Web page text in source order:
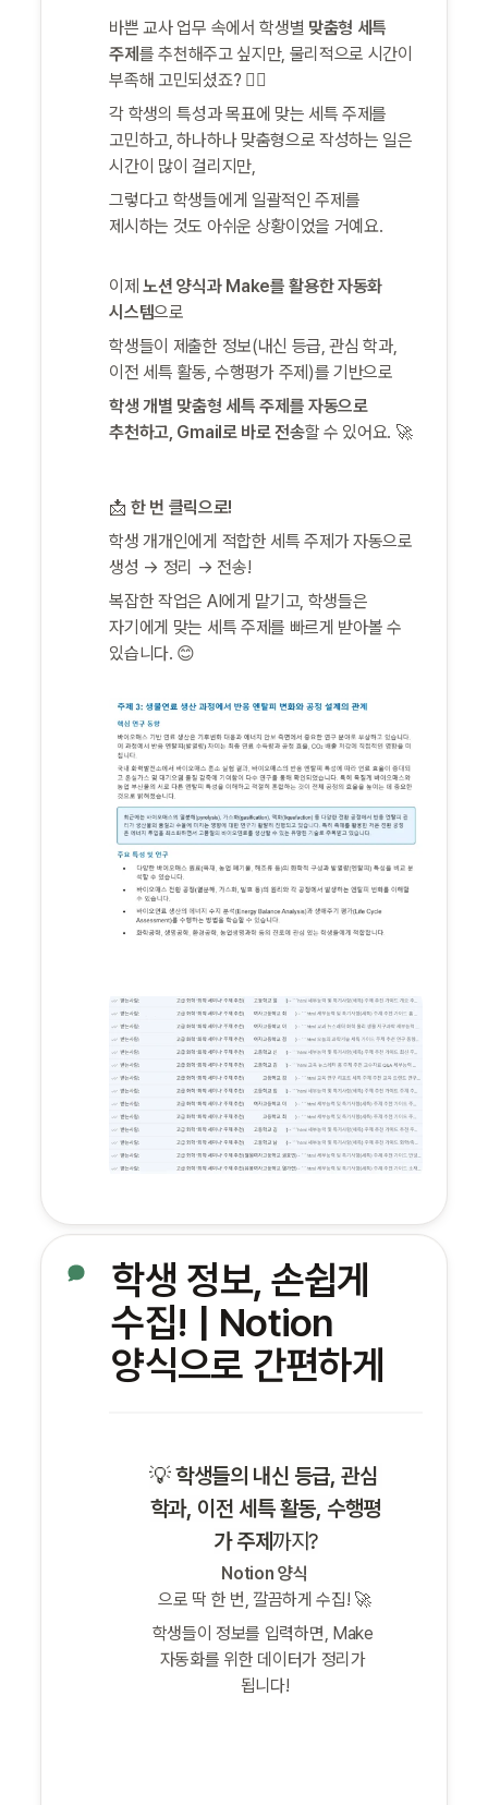
바쁜 교사 업무 속에서 학생별 맞춤형 세특
주제 를 추천해주고 싶지만, 물리적으로 시간이
부족해 고민되셨죠? 😮‍💨
각 학생의 특성과 목표에 맞는 세특 주제를
고민하고, 하나하나 맞춤형으로 작성하는 일은
시간이 많이 걸리지만,
그렇다고 학생들에게 일괄적인 주제를
제시하는 것도 아쉬운 상황이었을 거예요.
이제 노션 양식과 Make를 활용한 자동화
시스템으로
학생들이 제출한 정보(내신 등급, 관심 학과,
이전 세특 활동, 수행평가 주제)를 기반으로
학생 개별 맞춤형 세특 주제를 자동으로
추천하고, Gmail로 바로 전송할 수 있어요. 🚀
📩 한 번 클릭으로!
학생 개개인에게 적합한 세특 주제가 자동으로
생성 → 정리 → 전송!
복잡한 작업은 AI에게 맡기고, 학생들은
자기에게 맞는 세특 주제를 빠르게 받아볼 수
있습니다. 😊
학생 정보, 손쉽게
수집! | Notion
양식으로 간편하게
💡 학생들의 내신 등급, 관심
학과, 이전 세특 활동, 수행평
가 주제까지?
Notion 양식
으로 딱 한 번, 깔끔하게 수집! 🚀
학생들이 정보를 입력하면, Make
자동화를 위한 데이터가 정리가
됩니다!